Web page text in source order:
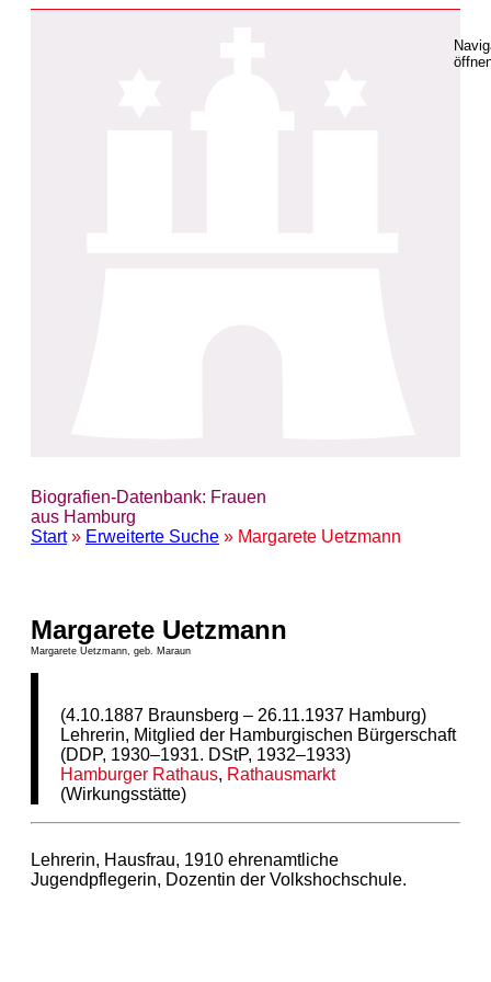
Biografien-Datenbank: Frauen
aus Hamburg
Start» Erweiterte Suche » Margarete Uetzmann
Margarete Uetzmann
Margarete Uetzmann, geb. Maraun
(4.10.1887 Braunsberg – 26.11.1937 Hamburg)
Lehrerin, Mitglied der Hamburgischen Bürgerschaft
(DDP, 1930–1931. DStP, 1932–1933)
Hamburger Rathaus, Rathausmarkt
(Wirkungsstätte)
Lehrerin, Hausfrau, 1910 ehrenamtliche
Jugendpflegerin, Dozentin der Volkshochschule.